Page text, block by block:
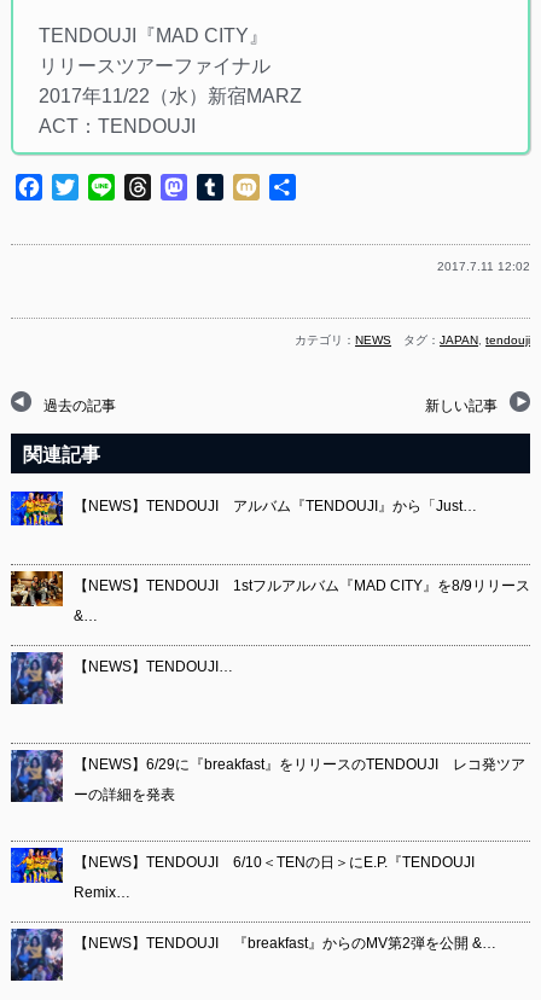
TENDOUJI『MAD CITY』
リリースツアーファイナル
2017年11/22（水）新宿MARZ
ACT：TENDOUJI
Facebook
TwitterLine ThreadsMastodon
Tumblr
Mixi
2017.7.11 12:02
カテゴリ：NEWS タグ：JAPAN ,tendouji
過去の記事 新しい記事
関連記事
【NEWS】TENDOUJI アルバム『TENDOUJI』から「Just…
【NEWS】TENDOUJI 1stフルアルバム『MAD CITY』を8/9リリース
&…
【NEWS】TENDOUJI…
【NEWS】6/29に『breakfast』をリリースのTENDOUJI レコ発ツア
ーの詳細を発表
【NEWS】TENDOUJI 6/10＜TENの日＞にE.P.『TENDOUJI
Remix…
【NEWS】TENDOUJI 『breakfast』からのMV第2弾を公開 &…